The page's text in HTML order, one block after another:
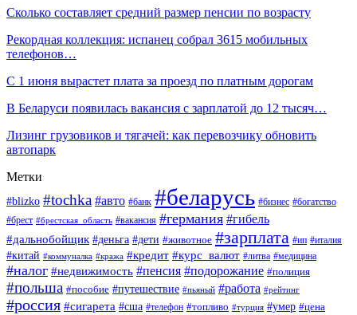
Сколько составляет средний размер пенсии по возрасту
Рекордная коллекция: испанец собрал 3615 мобильных
телефонов…
С 1 июня вырастет плата за проезд по платным дорогам
В Беларуси появилась вакансия с зарплатой до 12 тысяч…
Лизинг грузовиков и тягачей: как перевозчику обновить
автопарк
Метки
#blizko #tochka #авто #банк #беларусь #бизнес #богатство
#брест #брестская_область #вакансия #германия #гибель
#дальнобойщик #деньга #дети #животное #зарплата #ип #италия
#китай #коммуналка #кража #кредит #курс_валют #литва #медицина
#налог #недвижимость #пенсия #подорожание #полиция
#польша #пособие #путешествие #пьяный #работа #рейтинг
#россия #сигарета #сша #телефон #топливо #турция #умер #цена